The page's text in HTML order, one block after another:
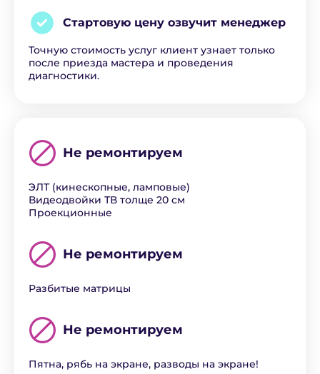
Стартовую цену озвучит менеджер
Точную стоимость услуг клиент узнает только
после приезда мастера и проведения
диагностики.
Не ремонтируем
ЭЛТ (кинескопные, ламповые)
Видеодвойки ТВ толще 20 см
Проекционные
Не ремонтируем
Разбитые матрицы
Не ремонтируем
Пятна, рябь на экране, разводы на экране!